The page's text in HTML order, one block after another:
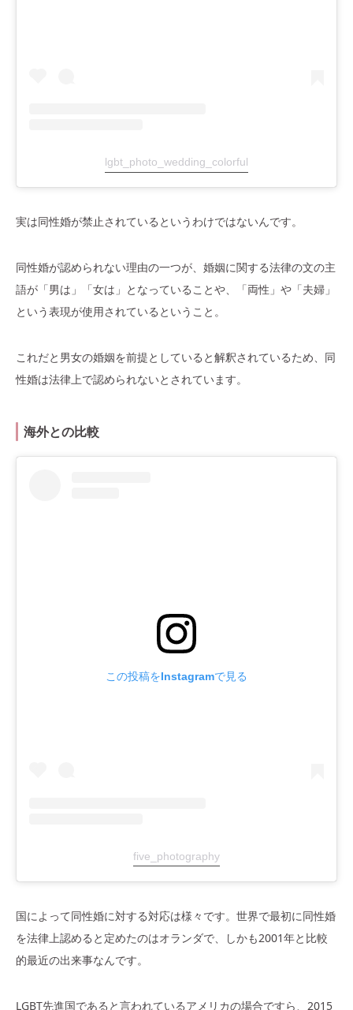
lgbt_photo_wedding_colorful
実は同性婚が禁止されているというわけではないんです。
同性婚が認められない理由の一つが、婚姻に関する法律の文の主
語が「男は」「女は」となっていることや、「両性」や「夫婦」
という表現が使用されているということ。
これだと男女の婚姻を前提としていると解釈されているため、同
性婚は法律上で認められないとされています。
海外との比較
この投稿をInstagramで見る
five_photography
国によって同性婚に対する対応は様々です。世界で最初に同性婚
を法律上認めると定めたのはオランダで、しかも2001年と比較
的最近の出来事なんです。
LGBT先進国であると言われているアメリカの場合ですら、2015